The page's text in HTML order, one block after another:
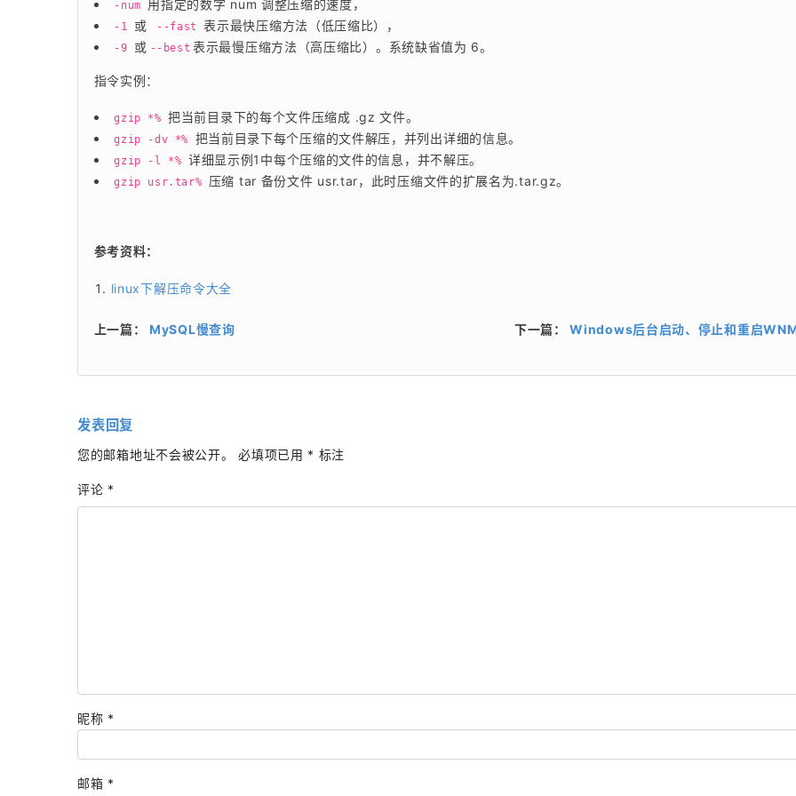
-num 用指定的数字 num 调整压缩的速度，
-1 或 --fast 表示最快压缩方法（低压缩比），
-9 或 --best 表示最慢压缩方法（高压缩比）。系统缺省值为 6。
指令实例：
gzip *% 把当前目录下的每个文件压缩成 .gz 文件。
gzip -dv *% 把当前目录下每个压缩的文件解压，并列出详细的信息。
gzip -l *% 详细显示例1中每个压缩的文件的信息，并不解压。
gzip usr.tar% 压缩 tar 备份文件 usr.tar，此时压缩文件的扩展名为.tar.gz。
参考资料：
linux下解压命令大全
上一篇： MySQL慢查询 下一篇：Windows后台启动、停止和重启
发表回复
您的邮箱地址不会被公开。 必填项已用 * 标注
评论 *
昵称 *
邮箱 *